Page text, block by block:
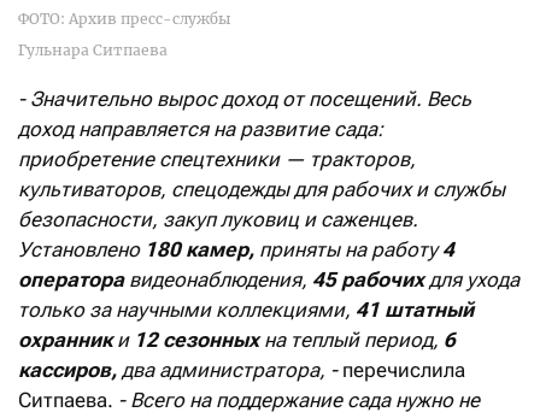
ФОТО: Архив пресс-службы
Гульнара Ситпаева
- Значительно вырос доход от посещений. Весь
доход направляется на развитие сада:
приобретение спецтехники — тракторов,
культиваторов, спецодежды для рабочих и службы
безопасности, закуп луковиц и саженцев.
Установлено 180 камер, приняты на работу4
операторавидеонаблюдения, 45 рабочихдля ухода
только за научными коллекциями, 41 штатный
охранники 12 сезонныхна теплый период, 6
кассиров, два администратора, - перечислила
Ситпаева. - Всего на поддержание сада нужно не